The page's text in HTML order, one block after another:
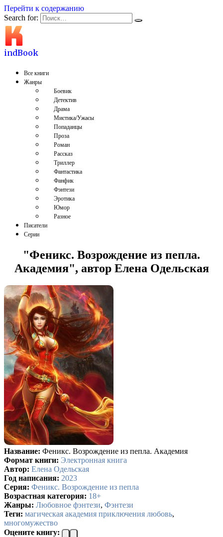
Перейти к содержанию
Search for:
indBook
Все книги
Жанры
Боевик
Детектив
Драма
Мистика/Ужасы
Попаданцы
Проза
Роман
Рассказ
Триллер
Фантастика
Фанфик
Фэнтези
Эротика
Юмор
Разное
Писатели
Серии
"Феникс. Возрождение из пепла.
Академия", автор Елена Одельская
Название: Феникс. Возрождение из пепла. Академия
Формат книги: Электронная книга
Автор: Елена Одельская
Год написания: 2023
Серия: Феникс. Возрождение из пепла
Возрастная категория: 18+
Жанры: Любовное фэнтези, Фэнтези
Теги: магическая академия приключения любовь,
многомужество
Оцените книгу: